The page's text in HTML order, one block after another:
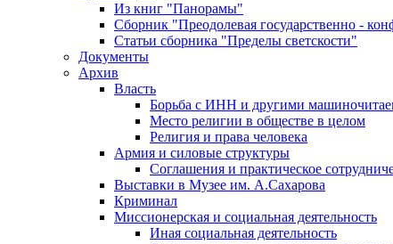
Из книг "Панорамы"
Сборник "Преодолевая государственно -
Статьи сборника "Пределы светскости"
Документы
Архив
Власть
Борьба с ИНН и другими
Место религии в обществе в целом
Религия и права человека
Армия и силовые структуры
Соглашения и практическое
Выставки в Музее им. А.Сахарова
Криминал
Миссионерская и социальная деятельность
Иная социальная деятельность